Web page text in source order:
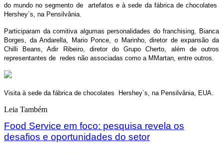
do mundo no segmento de artefatos e à sede da fábrica de chocolates
Hershey`s, na Pensilvânia.
Participaram da comitiva algumas personalidades do franchising, Bianca
Borges, da Andarella, Mario Ponce, o Marinho, diretor de expansão da
Chilli Beans, Adir Ribeiro, diretor do Grupo Cherto, além de outros
representantes de redes não associadas como a MMartan, entre outros.
Visita à sede da fábrica de chocolates Hershey`s, na Pensilvânia, EUA.
Leia Também
Food Service em foco: pesquisa revela os
desafios e oportunidades do setor